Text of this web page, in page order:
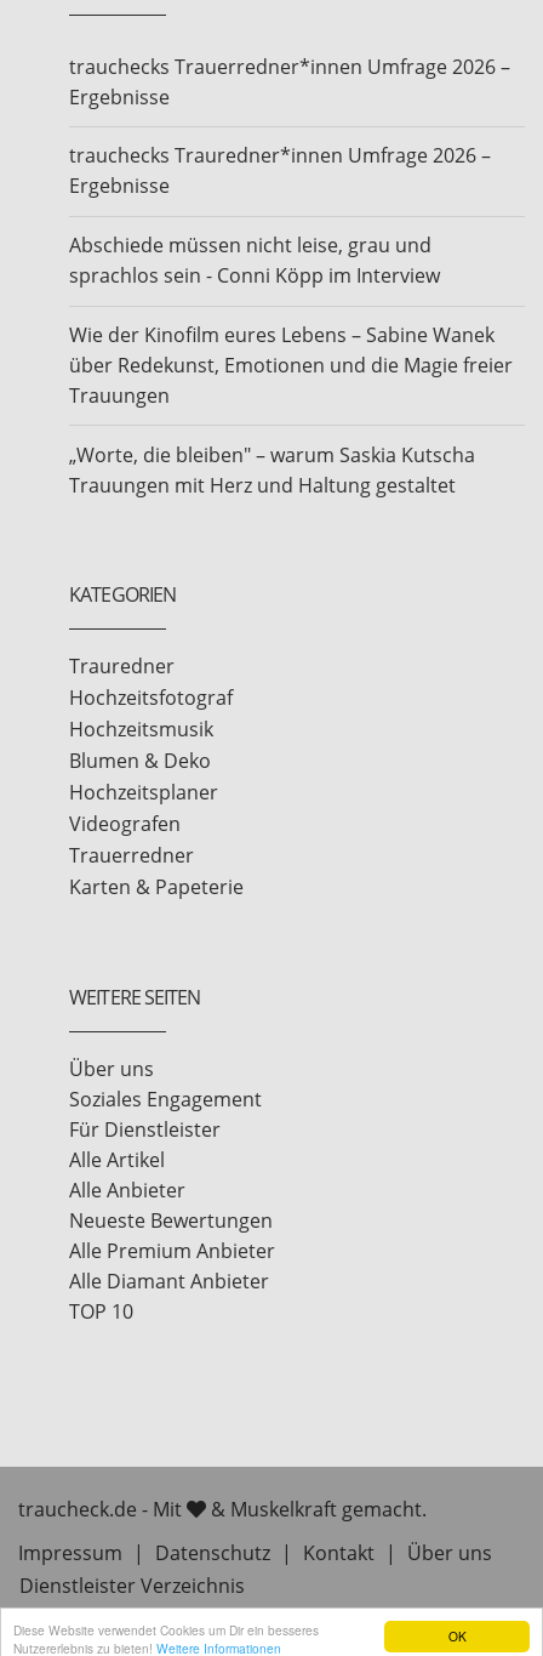
OK
Diese Website verwendet Cookies um Dir ein besseres
Nutzererlebnis zu bieten! Weitere Informationen
trauchecks Trauerredner*innen Umfrage 2026 –
Ergebnisse
trauchecks Trauredner*innen Umfrage 2026 –
Ergebnisse
Abschiede müssen nicht leise, grau und
sprachlos sein - Conni Köpp im Interview
Wie der Kinofilm eures Lebens – Sabine Wanek
über Redekunst, Emotionen und die Magie freier
Trauungen
„Worte, die bleiben" – warum Saskia Kutscha
Trauungen mit Herz und Haltung gestaltet
KATEGORIEN
Trauredner
Hochzeitsfotograf
Hochzeitsmusik
Blumen & Deko
Hochzeitsplaner
Videografen
Trauerredner
Karten & Papeterie
WEITERE SEITEN
Über uns
Soziales Engagement
Für Dienstleister
Alle Artikel
Alle Anbieter
Neueste Bewertungen
Alle Premium Anbieter
Alle Diamant Anbieter
TOP 10
traucheck.de - Mit
& Muskelkraft gemacht.
Impressum
| Datenschutz | Kontakt |
Über uns
Dienstleister Verzeichnis